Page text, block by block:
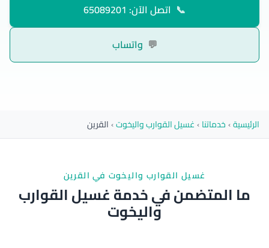
📞 اتصل الآن: 65089201
💬 واتساب
الرئيسية›خدماتنا›غسيل القوارب واليخوت›القرين
غسيل القوارب واليخوت في القرين
ما المتضمن في خدمة غسيل القوارب
واليخوت